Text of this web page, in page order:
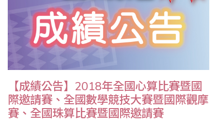
【成績公告】2018年全國心算比賽暨國
際邀請賽、全國數學競技大賽暨國際觀摩
賽、全國珠算比賽暨國際邀請賽